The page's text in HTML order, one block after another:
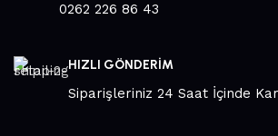
of furniture: both home and office
Furniture production is a
Furniture manufacturers, as well as
0262 226 86 43
HIZLI GÖNDERİM
Siparişleriniz 24 Saat İçinde